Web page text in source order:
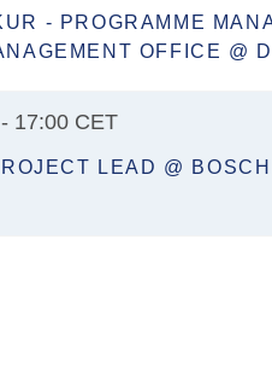
- PROGRAMME
OFFICE @
17:00 CET
LEAD @